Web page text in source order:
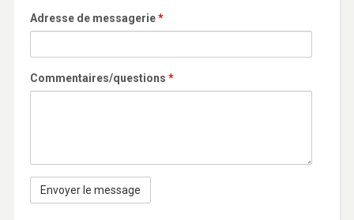
Adresse de messagerie*
Commentaires/questions *